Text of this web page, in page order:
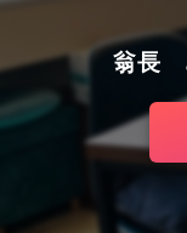
翁長